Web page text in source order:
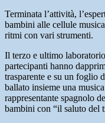
Terminata l’attività,
bambini alle cellule
ritmi con vari strumenti.
Il terzo e ultimo
partecipanti hanno
trasparente e su un foglio
ballato insieme una
rappresentante spagnolo
bambini con “il saluto del